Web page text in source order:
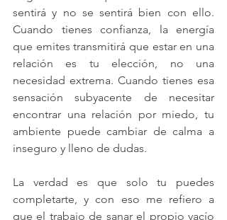
sentirá y no se sentirá bien con ello.
Cuando tienes confianza, la energía
que emites transmitirá que estar en una
relación es tu elección, no una
necesidad extrema. Cuando tienes esa
sensación subyacente de necesitar
encontrar una relación por miedo, tu
ambiente puede cambiar de calma a
inseguro y lleno de dudas.
La verdad es que solo tu puedes
completarte, y con eso me refiero a
que el trabajo de sanar el propio vacío